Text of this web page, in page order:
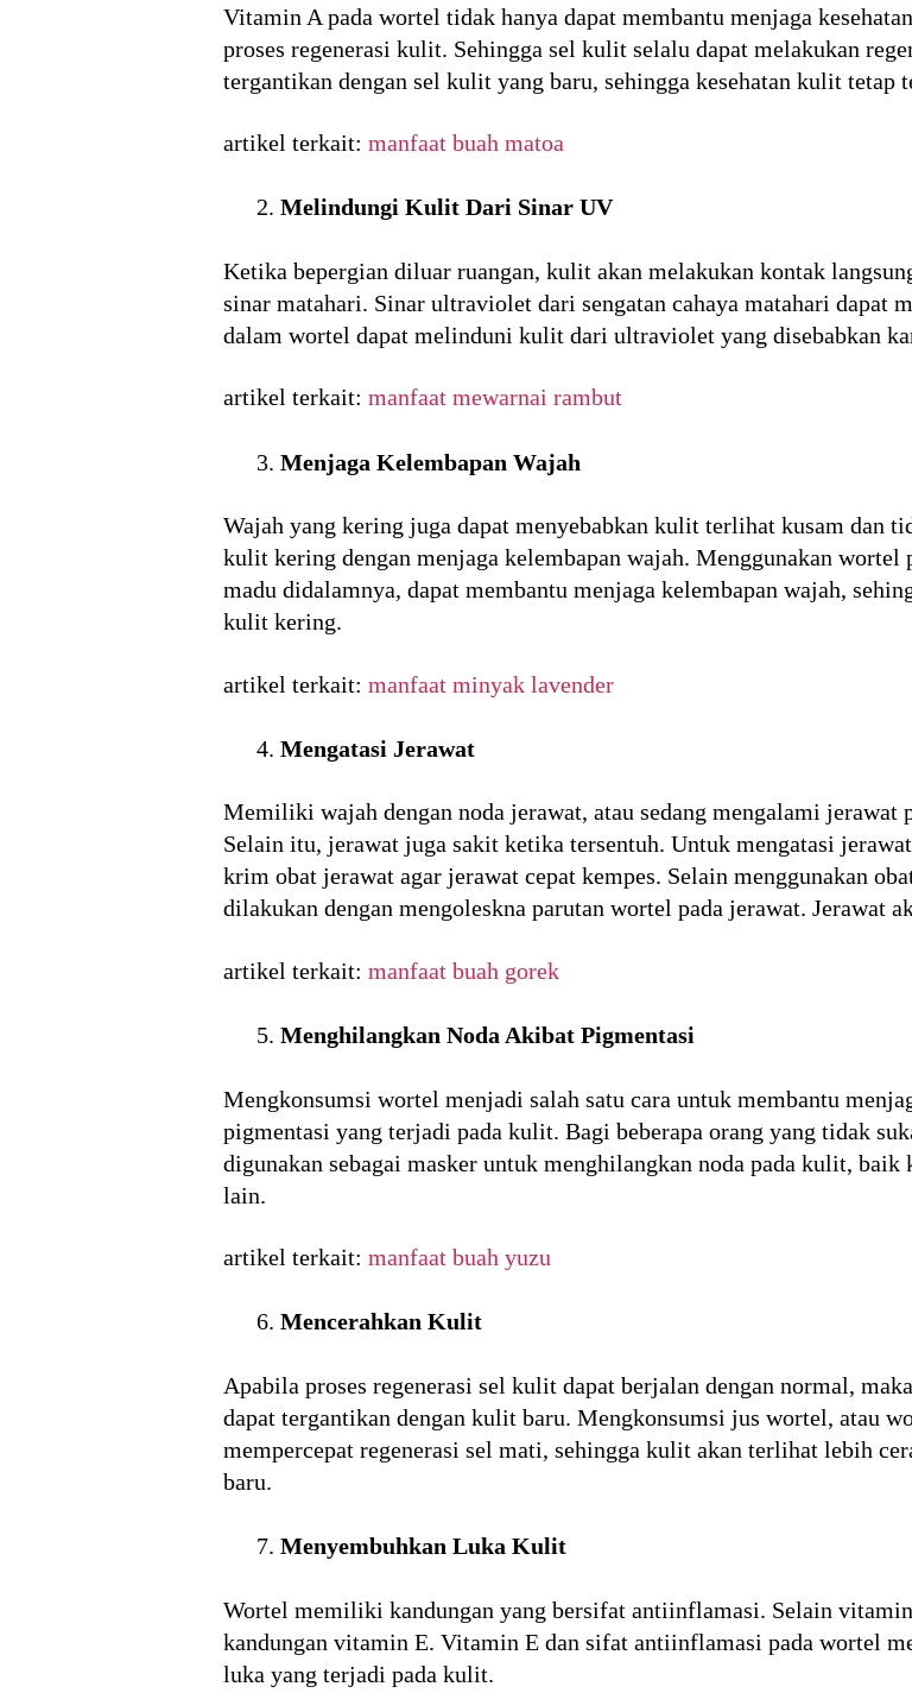
Vitamin A pada wortel tidak hanya dapat membantu menjaga
proses regenerasi kulit. Sehingga sel kulit selalu dapat melakukan
tergantikan dengan sel kulit yang baru, sehingga kesehatan kulit tetap
artikel terkait: manfaat buah matoa
Melindungi Kulit Dari Sinar UV
Ketika bepergian diluar ruangan, kulit akan melakukan kontak
sinar matahari. Sinar ultraviolet dari sengatan cahaya matahari dapat
dalam wortel dapat melinduni kulit dari ultraviolet yang disebabkan
artikel terkait: manfaat mewarnai rambut
Menjaga Kelembapan Wajah
Wajah yang kering juga dapat menyebabkan kulit terlihat kusam dan
kulit kering dengan menjaga kelembapan wajah. Menggunakan wortel
madu didalamnya, dapat membantu menjaga kelembapan wajah,
kulit kering.
artikel terkait: manfaat minyak lavender
Mengatasi Jerawat
Memiliki wajah dengan noda jerawat, atau sedang mengalami jerawat
Selain itu, jerawat juga sakit ketika tersentuh. Untuk mengatasi
krim obat jerawat agar jerawat cepat kempes. Selain menggunakan
dilakukan dengan mengoleskna parutan wortel pada jerawat. Jerawat
artikel terkait: manfaat buah gorek
Menghilangkan Noda Akibat Pigmentasi
Mengkonsumsi wortel menjadi salah satu cara untuk membantu
pigmentasi yang terjadi pada kulit. Bagi beberapa orang yang tidak
digunakan sebagai masker untuk menghilangkan noda pada kulit,
lain.
artikel terkait: manfaat buah yuzu
Mencerahkan Kulit
Apabila proses regenerasi sel kulit dapat berjalan dengan normal,
dapat tergantikan dengan kulit baru. Mengkonsumsi jus wortel, atau
mempercepat regenerasi sel mati, sehingga kulit akan terlihat lebih
baru.
Menyembuhkan Luka Kulit
Wortel memiliki kandungan yang bersifat antiinflamasi. Selain
kandungan vitamin E. Vitamin E dan sifat antiinflamasi pada wortel
luka yang terjadi pada kulit.